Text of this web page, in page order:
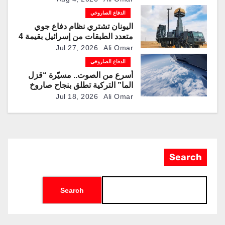
“باتريوت” و”ثاد” الاعتراضية
الدفاع الصاروخي
اليونان تشتري نظام دفاع جوي
متعدد الطبقات من إسرائيل بقيمة 4
مليارات دولارJul 27, 2026 Ali Omar
الدفاع الصاروخي
أسرع من الصوت.. مسيّرة “قزل
الما” التركية تطلق بنجاح صاروخ
“روكيتسان JET-230”Jul 18, 2026 Ali Omar
Search
Search